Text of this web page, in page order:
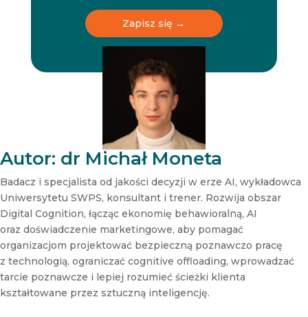
e
t
t
e
r
e
t
t
e
r
N
e
w
s
l
e
t
t
e
r
N
e
w
s
l
e
t
t
Zapisz się →
Autor: dr Michał Moneta
Badacz i specjalista od jakości decyzji w erze AI, wykładowca
Uniwersytetu SWPS, konsultant i trener. Rozwija obszar
Digital Cognition, łącząc ekonomię behawioralną, AI
oraz doświadczenie marketingowe, aby pomagać
organizacjom projektować bezpieczną poznawczo pracę
z technologią, ograniczać cognitive offloading, wprowadzać
tarcie poznawcze i lepiej rozumieć ścieżki klienta
kształtowane przez sztuczną inteligencję.